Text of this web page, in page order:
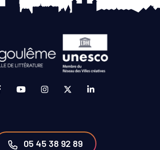
Lien vers le compte Facebook (ouverture
Lien vers la chaîne Youtube
Lien vers le compte
Lien vers le compte
Lien vers le
05 45 38 92 89